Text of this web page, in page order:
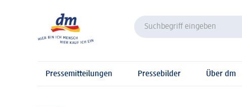
Pressemitteilungen Pressebilder Über dm